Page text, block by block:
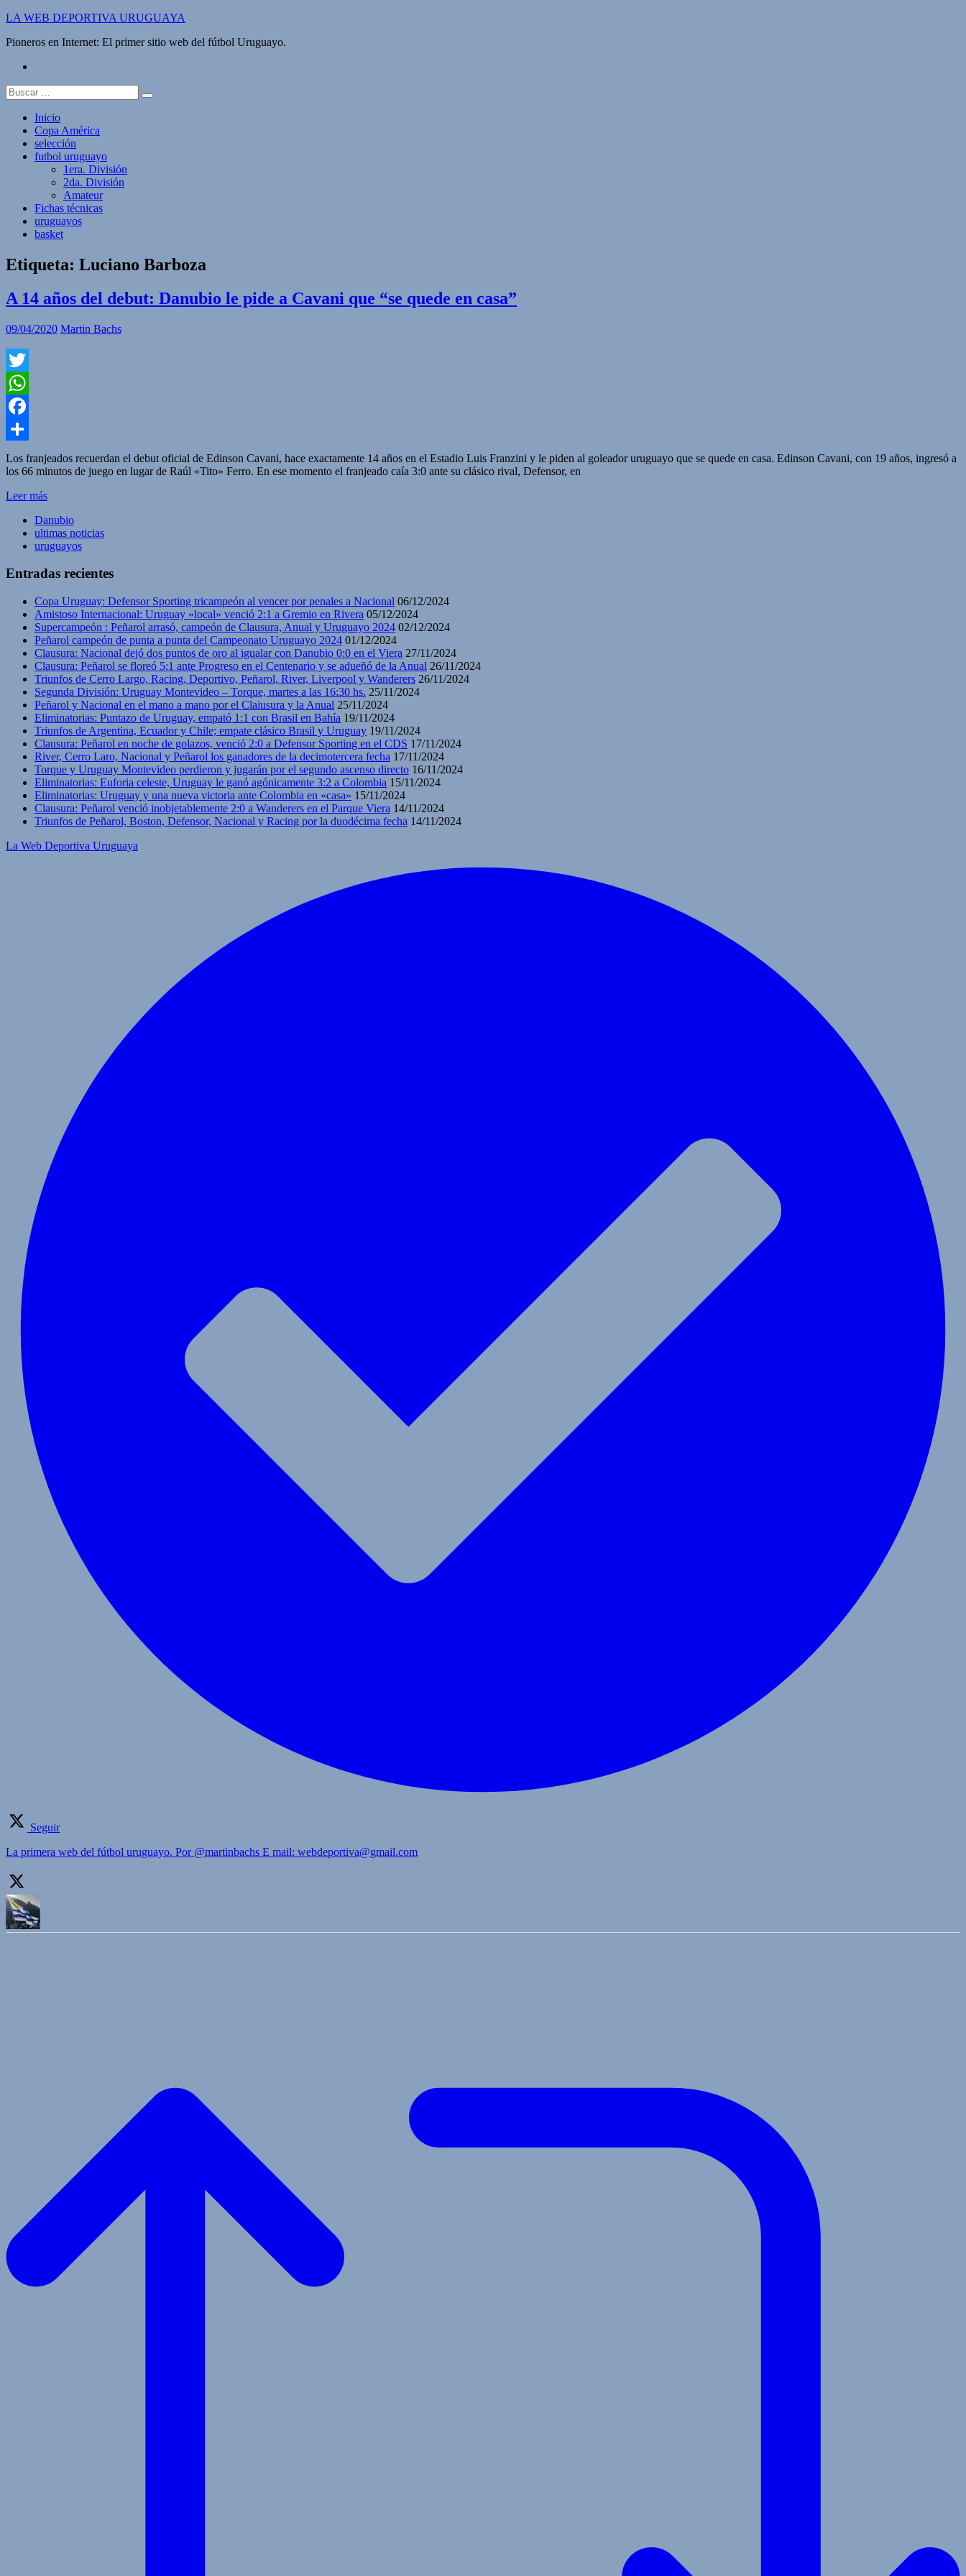
Saltar
contenido
LA WEB DEPORTIVA URUGUAYA
Pioneros en Internet: El primer sitio web del fútbol Uruguayo.
Buscar:
Inicio
Copa América
selección
futbol uruguayo
1era. División
2da. División
Amateur
Fichas técnicas
uruguayos
basket
Etiqueta: Luciano Barboza
A 14 años del debut: Danubio le pide a Cavani que “se quede en casa”
09/04/2020 Martin Bachs
Twitter
WhatsApp
Facebook
Compartir
Los franjeados recuerdan el debut oficial de Edinson Cavani, hace exactamente 14 años en el Estadio Luis Franzini y le piden al goleador uruguayo que se quede en casa. Edinson Cavani, con 19 años, ingresó a
los 66 minutos de juego en lugar de Raúl «Tito» Ferro. En ese momento el franjeado caía 3:0 ante su clásico rival, Defensor, en
Leer más
Danubio
ultimas noticias
uruguayos
Entradas recientes
Copa Uruguay: Defensor Sporting tricampeón al vencer por penales a Nacional 06/12/2024
Amistoso Internacional: Uruguay «local» venció 2:1 a Gremio en Rivera 05/12/2024
Supercampeón : Peñarol arrasó, campeón de Clausura, Anual y Uruguayo 2024 02/12/2024
Peñarol campeón de punta a punta del Campeonato Uruguayo 2024 01/12/2024
Clausura: Nacional dejó dos puntos de oro al igualar con Danubio 0:0 en el Viera 27/11/2024
Clausura: Peñarol se floreó 5:1 ante Progreso en el Centenario y se adueñó de la Anual 26/11/2024
Triunfos de Cerro Largo, Racing, Deportivo, Peñarol, River, Liverpool y Wanderers 26/11/2024
Segunda División: Uruguay Montevideo – Torque, martes a las 16:30 hs. 25/11/2024
Peñarol y Nacional en el mano a mano por el Claiusura y la Anual 25/11/2024
Eliminatorias: Puntazo de Uruguay, empató 1:1 con Brasil en Bahía 19/11/2024
Triunfos de Argentina, Ecuador y Chile; empate clásico Brasil y Uruguay 19/11/2024
Clausura: Peñarol en noche de golazos, venció 2:0 a Defensor Sporting en el CDS 17/11/2024
River, Cerro Laro, Nacional y Peñarol los ganadores de la decimotercera fecha 17/11/2024
Torque y Uruguay Montevideo perdieron y jugarán por el segundo ascenso directo 16/11/2024
Eliminatorias: Euforia celeste, Uruguay le ganó agónicamente 3:2 a Colombia 15/11/2024
Eliminatorias: Uruguay y una nueva victoria ante Colombia en «casa» 15/11/2024
Clausura: Peñarol venció inobjetablemente 2:0 a Wanderers en el Parque Viera 14/11/2024
Triunfos de Peñarol, Boston, Defensor, Nacional y Racing por la duodécima fecha 14/11/2024
La Web Deportiva Uruguaya
Seguir
La primera web del fútbol uruguayo. Por @martinbachs E mail: webdeportiva@gmail.com